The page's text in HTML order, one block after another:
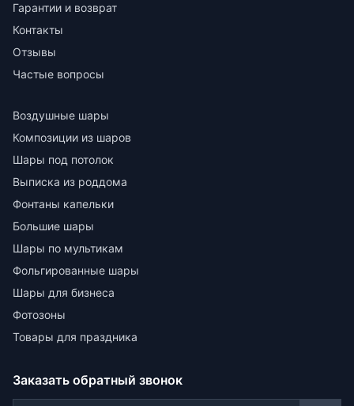
Гарантии и возврат
Контакты
Отзывы
Частые вопросы
Воздушные шары
Композиции из шаров
Шары под потолок
Выписка из роддома
Фонтаны капельки
Большие шары
Шары по мультикам
Фольгированные шары
Шары для бизнеса
Фотозоны
Товары для праздника
Заказать обратный звонок